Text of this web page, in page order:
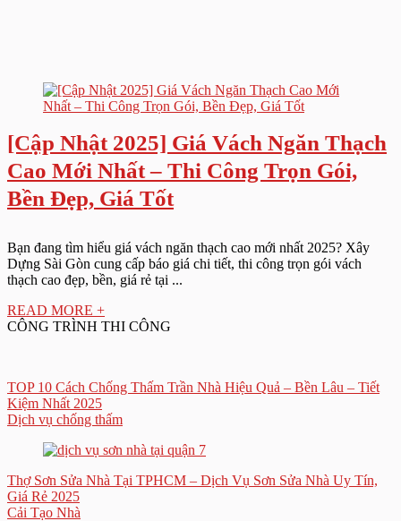
[Cập Nhật 2025] Giá Vách Ngăn Thạch
Cao Mới Nhất – Thi Công Trọn Gói,
Bền Đẹp, Giá Tốt
Bạn đang tìm hiểu giá vách ngăn thạch cao mới nhất 2025? Xây
Dựng Sài Gòn cung cấp báo giá chi tiết, thi công trọn gói vách
thạch cao đẹp, bền, giá rẻ tại ...
READ MORE +
CÔNG TRÌNH THI CÔNG
TOP 10 Cách Chống Thấm Trần Nhà Hiệu Quả – Bền Lâu – Tiết
Kiệm Nhất 2025
Dịch vụ chống thấm
Thợ Sơn Sửa Nhà Tại TPHCM – Dịch Vụ Sơn Sửa Nhà Uy Tín,
Giá Rẻ 2025
Cải Tạo Nhà